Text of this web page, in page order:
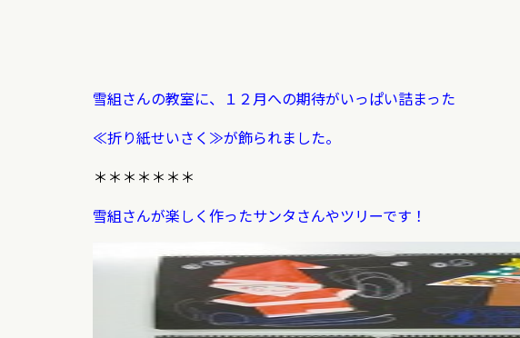
雪組さんの教室に、１２月への期待がいっぱい詰まった
≪折り紙せいさく≫が飾られました。
＊＊＊＊＊＊＊
雪組さんが楽しく作ったサンタさんやツリーです！